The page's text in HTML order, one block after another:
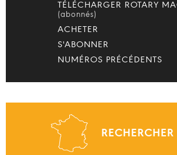
TÉLÉCHARGER ROTARY
(abonnés)
ACHETER
S'ABONNER
NUMÉROS PRÉCÉDENTS